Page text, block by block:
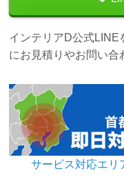
インテリアD公式LINE
にお見積りやお問い合
サービス対応エリ